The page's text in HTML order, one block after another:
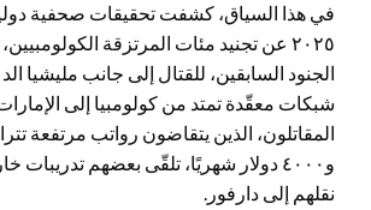
في هذا السياق، كشفت تحقيقات صحفية
٢٠٢٥ عن تجنيد مئات المرتزقة
الجنود السابقين، للقتال إلى جانب مليشيا
شبكات معقّدة تمتد من كولومبيا إلى
و٤٠٠٠ دولار شهريًا، تلقّى بعضهم
نقلهم إلى دارفور.